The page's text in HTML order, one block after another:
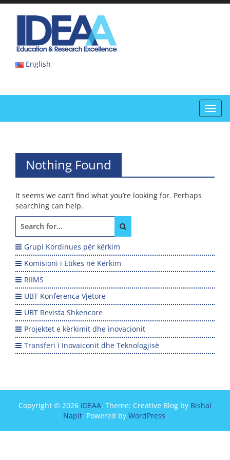
Skip
English
Nothing Found
It seems we can’t find what you’re looking for. Perhaps
searching can help.
for:
Grupi Kordinues për kërkim
Komisioni i Etikes në Kërkim
RIIMS
UBT Konferenca Vjetore
UBT Revista Shkencore
Projektet e kërkimit dhe inovacionit
Transferi i Inovaiconit dhe Teknologjisë
Copyright © 2026 IDEAA. Theme: Creative Blog by Bishal
Napit. Powered by WordPress.